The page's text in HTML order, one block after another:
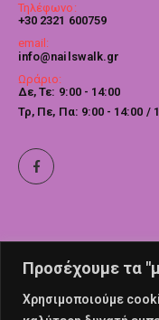
Προσέχουμε τα
Χρησιμοποιούμε
Τηλέφωνο:
+30 2321 600759
email:
info@nailswalk.gr
Ωράριο:
Δε, Τε: 9:00 - 14:00
Τρ, Πε, Πα: 9:00 - 14:00 /